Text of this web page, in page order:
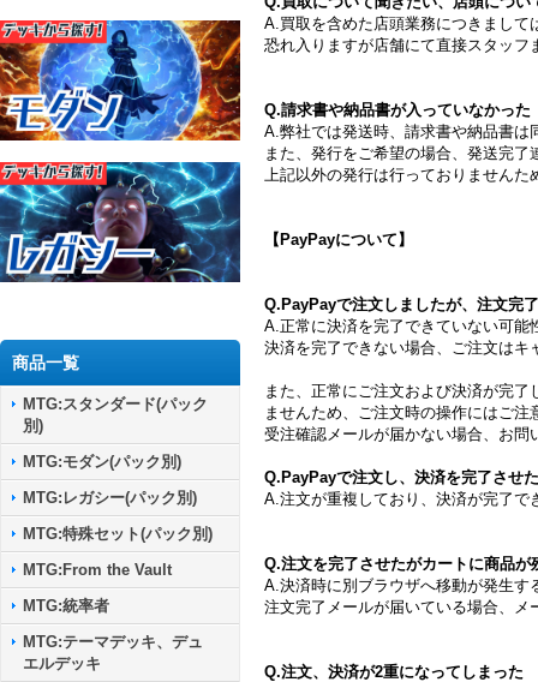
商品一覧
MTG:スタンダード(パック
別)
MTG:モダン(パック別)
MTG:レガシー(パック別)
MTG:特殊セット(パック別)
MTG:From the Vault
MTG:統率者
MTG:テーマデッキ、デュ
エルデッキ
A.買取を含めた店頭業務につきまして
恐れ入りますが店舗にて直接スタッフ
Q.請求書や納品書が入っていなかった
A.弊社では発送時、請求書や納品書は
また、発行をご希望の場合、発送完
上記以外の発行は行っておりませんた
【PayPayについて】
Q.PayPayで注文しましたが、注文完
A.正常に決済を完了できていない可能
決済を完了できない場合、ご注文はキ
また、正常にご注文および決済が完
ませんため、ご注文時の操作にはご注
受注確認メールが届かない場合、お
Q.PayPayで注文し、決済を完了させ
A.注文が重複しており、決済が完了
Q.注文を完了させたがカートに商品が
A.決済時に別ブラウザへ移動が発生
注文完了メールが届いている場合、
Q.注文、決済が2重になってしまった